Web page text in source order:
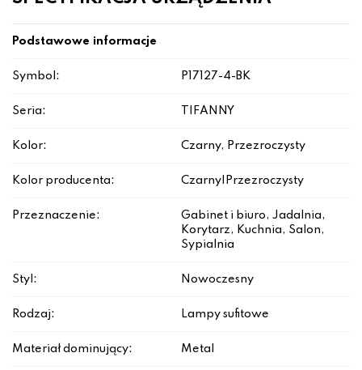
Podstawowe informacje
Symbol: P17127-4-BK
Seria: TIFANNY
Kolor: Czarny, Przezroczysty
Kolor producenta: Czarny|Przezroczysty
Przeznaczenie:
Gabinet i biuro, Jadalnia,
Korytarz, Kuchnia, Salon,
Sypialnia
Styl: Nowoczesny
Rodzaj: Lampy sufitowe
Materiał dominujący: Metal